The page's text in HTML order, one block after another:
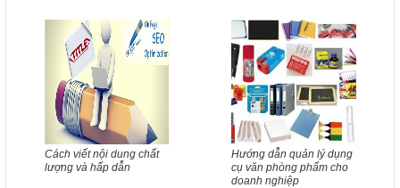
Cách viết nội dung chất
lượng và hấp dẫn
Hướng dẫn quản lý dụng
cụ văn phòng phẩm cho
doanh nghiệp